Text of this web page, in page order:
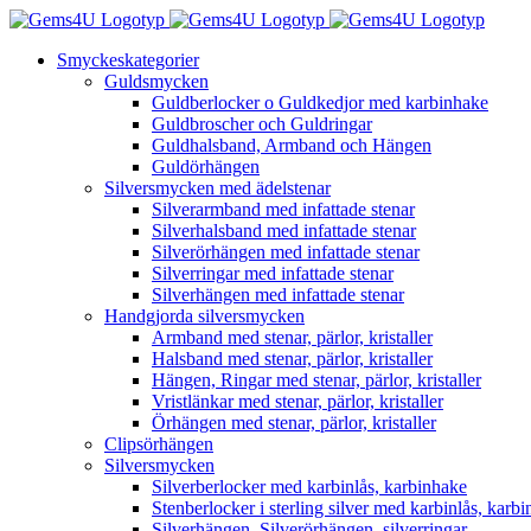
Fortsätt
innehålletSmyckeskategorier
Guldsmycken
Guldberlocker o Guldkedjor med karbinhake
Guldbroscher och Guldringar
Guldhalsband, Armband och Hängen
Guldörhängen
Silversmycken med ädelstenar
Silverarmband med infattade stenar
Silverhalsband med infattade stenar
Silverörhängen med infattade stenar
Silverringar med infattade stenar
Silverhängen med infattade stenar
Handgjorda silversmycken
Armband med stenar, pärlor, kristaller
Halsband med stenar, pärlor, kristaller
Hängen, Ringar med stenar, pärlor, kristaller
Vristlänkar med stenar, pärlor, kristaller
Örhängen med stenar, pärlor, kristaller
Clipsörhängen
Silversmycken
Silverberlocker med karbinlås, karbinhake
Stenberlocker i sterling silver med karbinlås,